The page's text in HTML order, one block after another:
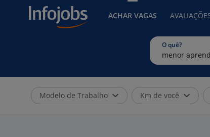
ACHAR VAGAS
O quê?
Modelo de Trabalho Km de você